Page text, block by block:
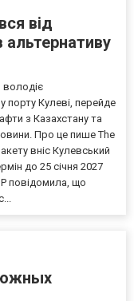
від
альтернативу
володіє
Кулеві, перейде
з Казахстану та
Про це пише The
вніс Кулевський
до 25 січня 2027
повідомила, що